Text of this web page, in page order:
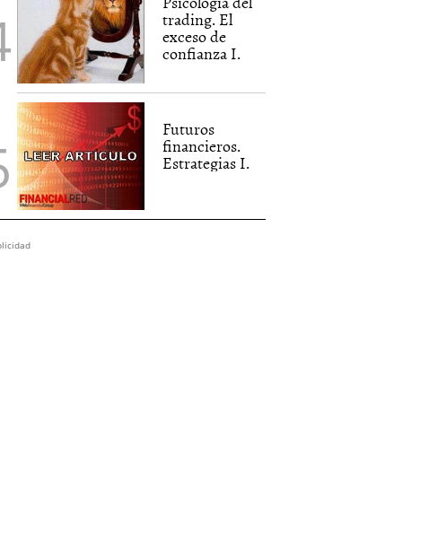
trading. El
exceso de
confianza I.
Futuros
financieros.
Estrategias I.